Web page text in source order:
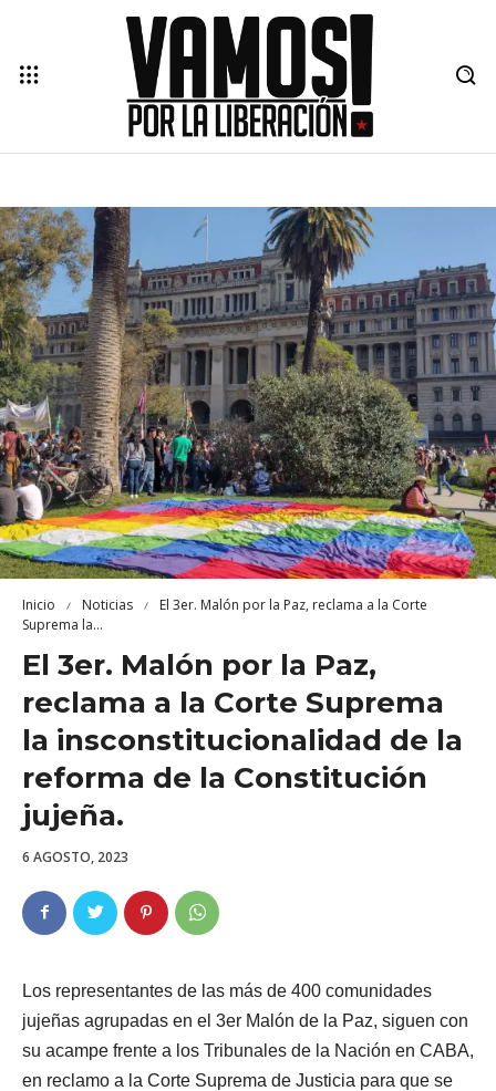
Inicio Noticias
El 3er. Malón por la Paz, reclama a la Corte
Suprema la...
El 3er. Malón por la Paz,
reclama a la Corte Suprema
la insconstitucionalidad de la
reforma de la Constitución
jujeña.
6 AGOSTO, 2023
Los representantes de las más de 400 comunidades
jujeñas agrupadas en el 3er Malón de la Paz, siguen con
su acampe frente a los Tribunales de la Nación en CABA,
en reclamo a la Corte Suprema de Justicia para que se